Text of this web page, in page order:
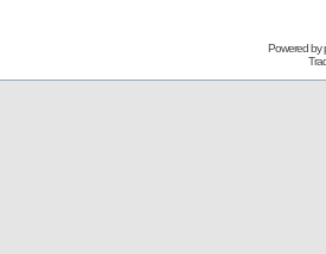
Powered by